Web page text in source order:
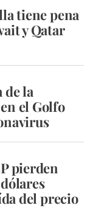
tiene pena
y Qatar
la
el Golfo
pierden
del precio